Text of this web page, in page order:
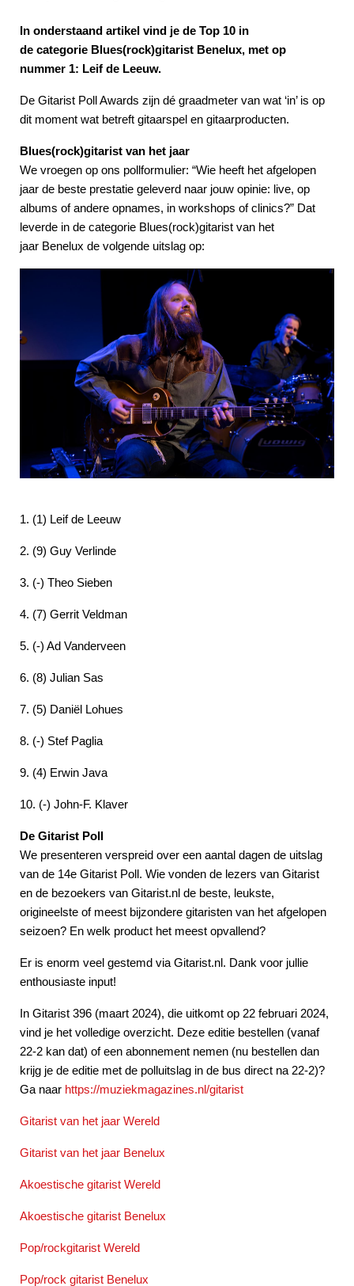
In onderstaand artikel vind je de Top 10 in
de categorie Blues(rock)gitarist Benelux, met op
nummer 1: Leif de Leeuw.
De Gitarist Poll Awards zijn dé graadmeter van wat ‘in’ is op
dit moment wat betreft gitaarspel en gitaarproducten.
Blues(rock)gitarist van het jaar
We vroegen op ons pollformulier: “Wie heeft het afgelopen
jaar de beste prestatie geleverd naar jouw opinie: live, op
albums of andere opnames, in workshops of clinics?” Dat
leverde in de categorie Blues(rock)gitarist van het
jaar Benelux de volgende uitslag op:
1. (1) Leif de Leeuw
2. (9) Guy Verlinde
3. (-) Theo Sieben
4. (7) Gerrit Veldman
5. (-) Ad Vanderveen
6. (8) Julian Sas
7. (5) Daniël Lohues
8. (-) Stef Paglia
9. (4) Erwin Java
10. (-) John-F. Klaver
De Gitarist Poll
We presenteren verspreid over een aantal dagen de uitslag
van de 14e Gitarist Poll. Wie vonden de lezers van Gitarist
en de bezoekers van Gitarist.nl de beste, leukste,
origineelste of meest bijzondere gitaristen van het afgelopen
seizoen? En welk product het meest opvallend?
Er is enorm veel gestemd via Gitarist.nl. Dank voor jullie
enthousiaste input!
In Gitarist 396 (maart 2024), die uitkomt op 22 februari 2024,
vind je het volledige overzicht. Deze editie bestellen (vanaf
22-2 kan dat) of een abonnement nemen (nu bestellen dan
krijg je de editie met de polluitslag in de bus direct na 22-2)?
Ga naar https://muziekmagazines.nl/gitarist
Gitarist van het jaar Wereld
Gitarist van het jaar Benelux
Akoestische gitarist Wereld
Akoestische gitarist Benelux
Pop/rockgitarist Wereld
Pop/rock gitarist Benelux